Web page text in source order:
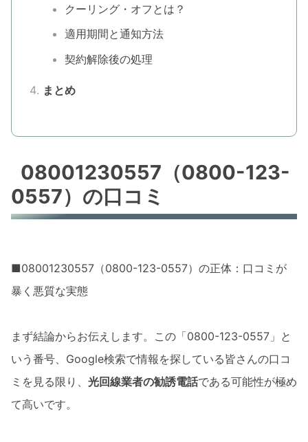
クーリング・オフとは？
適用期間と通知方法
契約解除後の処理
まとめ
08001230557（0800-123-
0557）の口コミ
■08001230557（0800-123-0557）の正体：口コミが
暴く悪質な実態
まず結論からお伝えします。この「0800-123-0557」と
いう番号、Google検索で情報を探している皆さんの口コ
ミを見る限り、 光回線業者の勧誘電話である可能性が極め
て高いです。